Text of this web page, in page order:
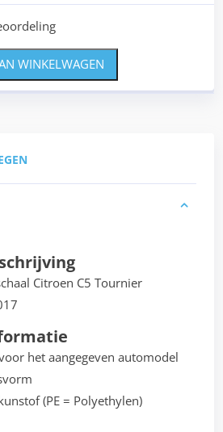
WINKELWAGEN
Citroen C5 Tournier
het aangegeven automodel
(PE = Polyethylen)